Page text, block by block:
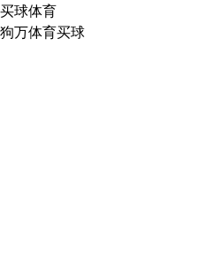
买球体育
狗万体育买球